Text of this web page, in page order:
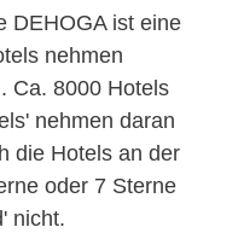
DEHOGA ist eine
nehmen
Ca. 8000 Hotels
nehmen daran
die Hotels an der
oder 7 Sterne
nicht.